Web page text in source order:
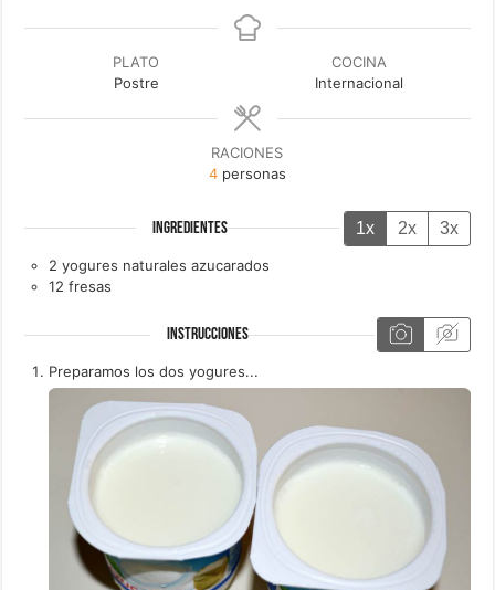
PLATO
Postre
COCINA
Internacional
RACIONES
4 personas
INGREDIENTES 1x 2x 3x
2 yogures naturales azucarados
12 fresas
INSTRUCCIONES
Preparamos los dos yogures...